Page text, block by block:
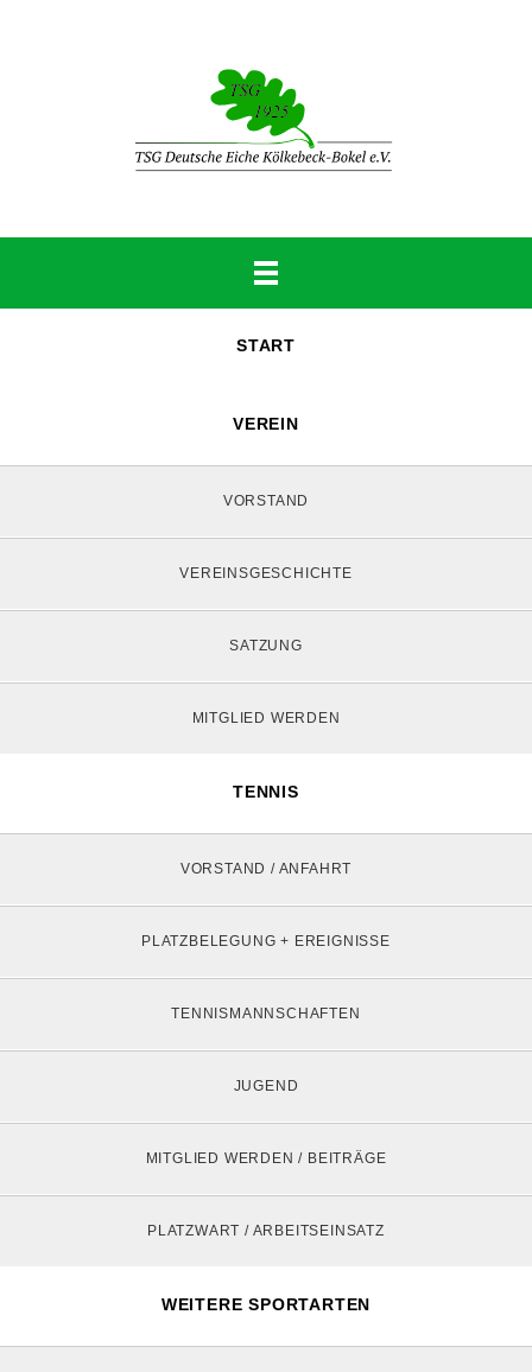
START
VEREIN
VORSTAND
VEREINSGESCHICHTE
SATZUNG
MITGLIED WERDEN
TENNIS
VORSTAND / ANFAHRT
PLATZBELEGUNG + EREIGNISSE
TENNISMANNSCHAFTEN
JUGEND
MITGLIED WERDEN / BEITRÄGE
PLATZWART / ARBEITSEINSATZ
WEITERE SPORTARTEN